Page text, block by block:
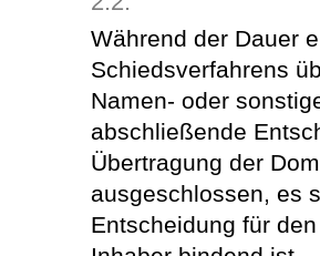
Während der Dauer
Schiedsverfahrens
Namen- oder
abschließende
Übertragung der
ausgeschlossen, es
Entscheidung für